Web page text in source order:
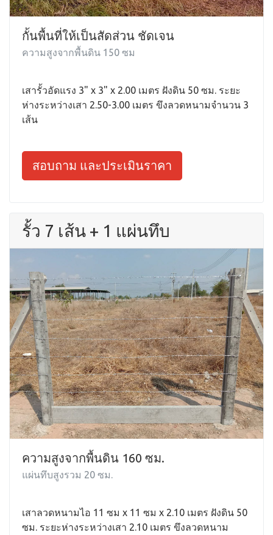
กั้นพื้นที่ให้เป็นสัดส่วน ชัดเจน
ความสูงจากพื้นดิน 150 ซม
เสารั้วอัดแรง 3" x 3" x 2.00 เมตร ฝังดิน 50 ซม. ระยะ
ห่างระหว่างเสา 2.50-3.00 เมตร ขึงลวดหนามจำนวน 3
เส้น
สอบถาม และประเมินราคา
รั้ว 7 เส้น + 1 แผ่นทึบ
ความสูงจากพื้นดิน 160 ซม.
แผ่นทึบสูงรวม 20 ซม.
เสาลวดหนามไอ 11 ซม x 11 ซม x 2.10 เมตร ฝังดิน 50
ซม. ระยะห่างระหว่างเสา 2.10 เมตร ขึงลวดหนาม